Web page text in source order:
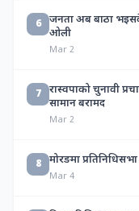
6
जनता अब बाठा
ओली
Mar 2
7
रास्वपाको चुनावी
सामान बरामद
Mar 2
8 मोरङमा
Mar 4